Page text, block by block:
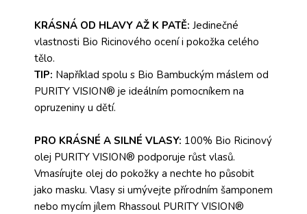
KRÁSNÁ OD HLAVY AŽ K PATĚ: Jedinečné
vlastnosti Bio Ricinového ocení i pokožka celého
tělo.
TIP: Například spolu s Bio Bambuckým máslem od
PURITY VISION® je ideálním pomocníkem na
opruzeniny u dětí.
PRO KRÁSNÉ A SILNÉ VLASY: 100% Bio Ricinový
olej PURITY VISION® podporuje růst vlasů.
Vmasírujte olej do pokožky a nechte ho působit
jako masku. Vlasy si umývejte přírodním šamponem
nebo mycím jílem Rhassoul PURITY VISION®